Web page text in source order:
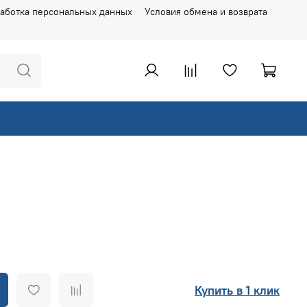
персональных данных Условия обмена и возврата
Купить в 1 клик